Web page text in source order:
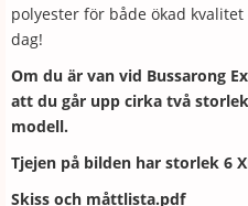
polyester för både ökad
dag!
Om du är van vid Bussarong
att du går upp cirka två
modell.
Tjejen på bilden har storlek 6
Skiss och måttlista.pdf